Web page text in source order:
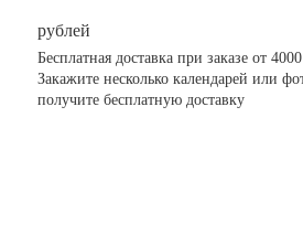
рублей
Бесплатная доставка при заказе от 4000
Закажите несколько календарей или
получите бесплатную доставку